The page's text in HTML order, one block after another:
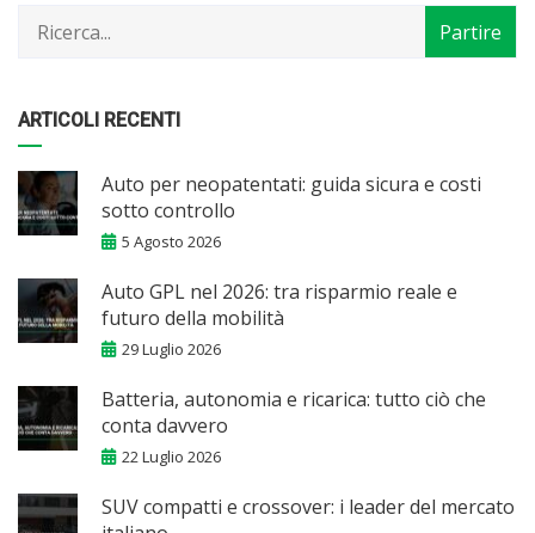
ARTICOLI RECENTI
Auto per neopatentati: guida sicura e costi
sotto controllo
5 Agosto 2026
Auto GPL nel 2026: tra risparmio reale e
futuro della mobilità
29 Luglio 2026
Batteria, autonomia e ricarica: tutto ciò che
conta davvero
22 Luglio 2026
SUV compatti e crossover: i leader del mercato